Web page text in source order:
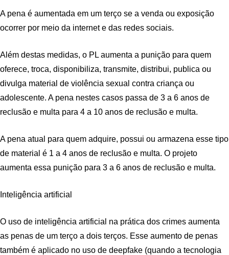
A pena é aumentada em um terço se a venda ou exposição
ocorrer por meio da internet e das redes sociais.
Além destas medidas, o PL aumenta a punição para quem
oferece, troca, disponibiliza, transmite, distribui, publica ou
divulga material de violência sexual contra criança ou
adolescente. A pena nestes casos passa de 3 a 6 anos de
reclusão e multa para 4 a 10 anos de reclusão e multa.
A pena atual para quem adquire, possui ou armazena esse tipo
de material é 1 a 4 anos de reclusão e multa. O projeto
aumenta essa punição para 3 a 6 anos de reclusão e multa.
Inteligência artificial
O uso de inteligência artificial na prática dos crimes aumenta
as penas de um terço a dois terços. Esse aumento de penas
também é aplicado no uso de deepfake (quando a tecnologia